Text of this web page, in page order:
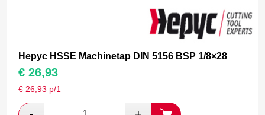
Hepyc HSSE Machinetap DIN 5156 BSP 1/8×28
€ 26,93
€ 26,93 p/1